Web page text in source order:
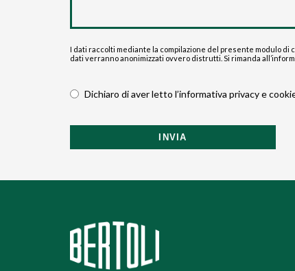
I dati raccolti mediante la compilazione del presente modulo
dati verranno anonimizzati ovvero distrutti. Si rimanda
Dichiaro di aver letto l’informativa privacy e
INVIA